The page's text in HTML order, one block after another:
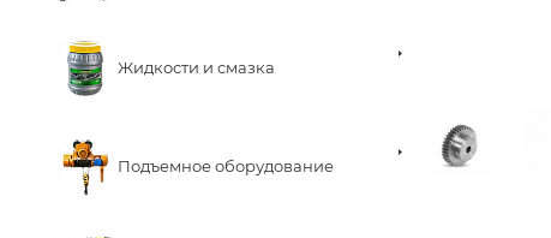
Жидкости и смазка
Подъемное оборудование